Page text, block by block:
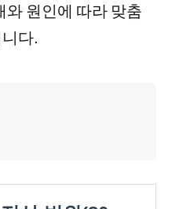
원인에 따라 맞춤
다.